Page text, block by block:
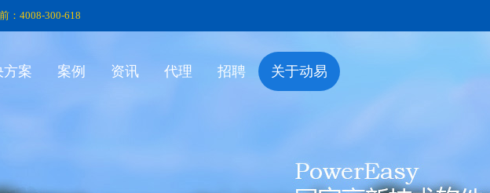
：4008-300-618
方案 案例 资讯 代理 招聘 关于动易